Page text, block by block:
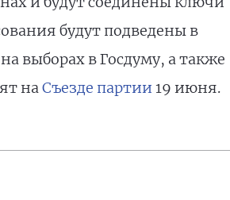
будут подведены в
выборах в Госдуму, а также
наСъезде партии 19 июня.